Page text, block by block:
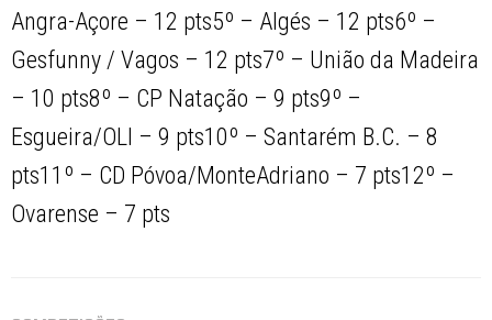
Angra-Açore – 12 pts5º – Algés – 12 pts6º –
Gesfunny / Vagos – 12 pts7º – União da Madeira
– 10 pts8º – CP Natação – 9 pts9º –
Esgueira/OLI – 9 pts10º – Santarém B.C. – 8
pts11º – CD Póvoa/MonteAdriano – 7 pts12º –
Ovarense – 7 pts